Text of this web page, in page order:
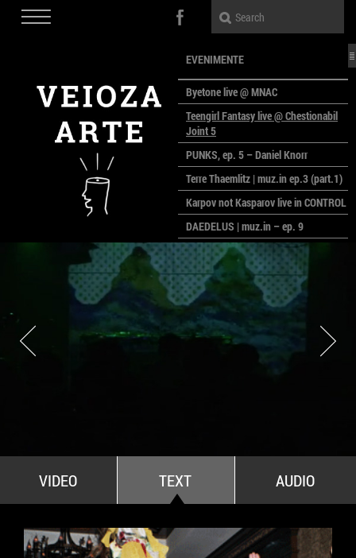
EVENIMENTE
Byetone live @ MNAC
Teengirl Fantasy live @ Chestionabil
Joint 5
PUNKS, ep. 5 – Daniel Knorr
Terre Thaemlitz | muz.in ep.3 (part.1)
Karpov not Kasparov live in CONTROL
DAEDELUS | muz.in – ep. 9
LALELE, LALELE – prima premieră a
anului la MACAZ
CinePOLSKA – filme poloneze la
București
PEOPLE OF ROMANIA se lansează la
galeria Simeza
All Stars For Outernational
VIDEO TEXT AUDIO